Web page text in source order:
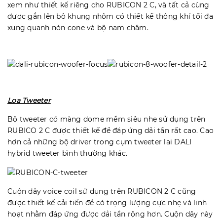
xem như thiết kế riêng cho RUBICON 2 C, và tất cả cùng
được gắn lên bộ khung nhôm có thiết kế thông khí tối đa
xung quanh nón cone và bộ nam châm.
Loa Tweeter
Bộ tweeter có màng dome mềm siêu nhẹ sử dụng trên
RUBICO 2 C được thiết kế để đáp ứng dải tần rất cao. Cao
hơn cả những bộ driver trong cụm tweeter lai DALI
hybrid tweeter bình thường khác.
Cuộn dây voice coil sử dụng trên RUBICON 2 C cũng
được thiết kế cải tiến để có trọng lượng cực nhẹ và linh
hoạt nhằm đáp ứng được dải tần rộng hơn. Cuộn dây này